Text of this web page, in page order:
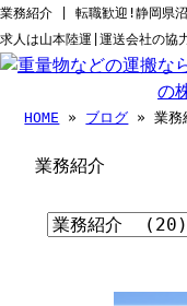
業務紹介 | 転職歓迎!静岡県沼
求人は山本陸運|運送会社の協
HOME » ブログ » 業務
業務紹介